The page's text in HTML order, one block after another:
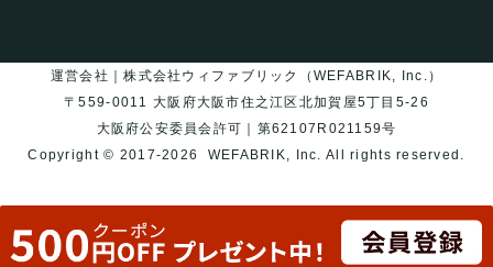
運営会社｜株式会社ウィファブリック（WEFABRIK, Inc.）
〒559-0011 大阪府大阪市住之江区北加賀屋5丁目5-26
大阪府公安委員会許可｜第62107R021159号
Copyright © 2017-2026
WEFABRIK, Inc.All rights reserved.